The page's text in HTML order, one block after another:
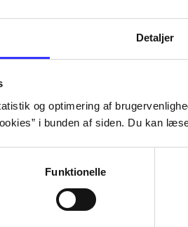
Detaljer
og optimering af
i bunden af siden. Du kan
Funktionelle